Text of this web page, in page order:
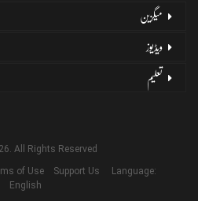
میگزین
ویڈیوز
تعلیم
All Rights Reserved
of Use Support Us
Language:
English